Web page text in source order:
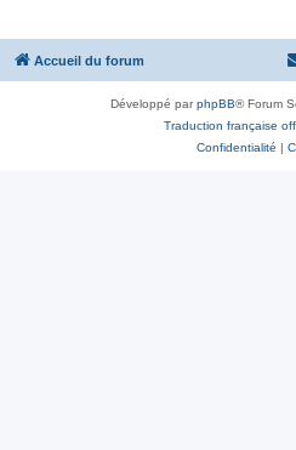
Accueil du forum
Développé parphpBB® Forum
Traduction française
Confidentialité |